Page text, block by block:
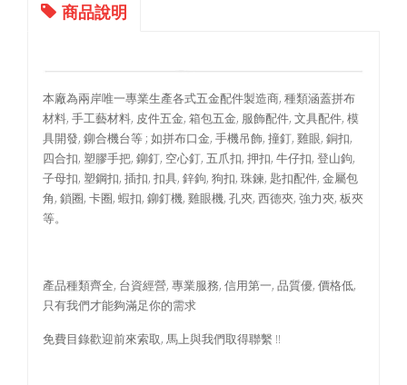
商品說明
本廠為兩岸唯一專業生產各式五金配件製造商, 種類涵蓋拼布
材料, 手工藝材料, 皮件五金, 箱包五金, 服飾配件, 文具配件, 模
具開發, 鉚合機台等 ; 如拼布口金, 手機吊飾, 撞釘, 雞眼, 銅扣,
四合扣, 塑膠手把, 鉚釘, 空心釘, 五爪扣, 押扣, 牛仔扣, 登山鉤,
子母扣, 塑鋼扣, 插扣, 扣具, 鋅鉤, 狗扣, 珠鍊, 匙扣配件, 金屬包
角, 鎖圈, 卡圈, 蝦扣, 鉚釘機, 雞眼機, 孔夾, 西德夾, 強力夾, 板夾
等。
產品種類齊全, 台資經營, 專業服務, 信用第一, 品質優, 價格低,
只有我們才能夠滿足你的需求
免費目錄歡迎前來索取, 馬上與我們取得聯繫 !!